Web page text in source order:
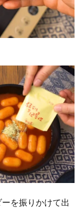
を振りかけて出